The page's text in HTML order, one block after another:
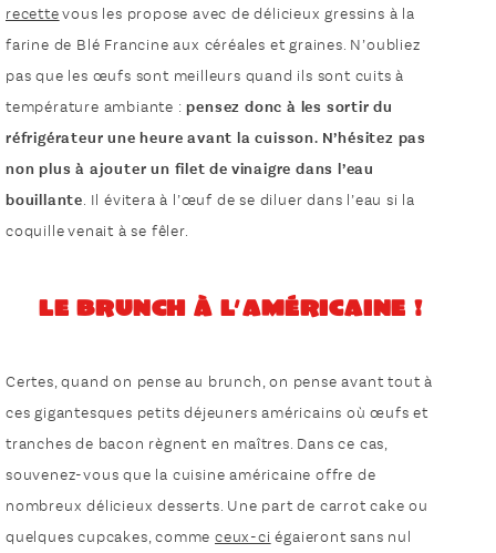
recette vous les propose avec de délicieux gressins à la
farine de Blé Francine aux céréales et graines. N’oubliez
pas que les œufs sont meilleurs quand ils sont cuits à
température ambiante :pensez donc à les sortir du
réfrigérateur une heure avant la cuisson. N’hésitez pas
non plus à ajouter un filet de vinaigre dans l’eau
bouillante. Il évitera à l’œuf de se diluer dans l’eau si la
coquille venait à se fêler.
Le brunch à l’américaine !
Certes, quand on pense au brunch, on pense avant tout à
ces gigantesques petits déjeuners américains où œufs et
tranches de bacon règnent en maîtres. Dans ce cas,
souvenez-vous que la cuisine américaine offre de
nombreux délicieux desserts. Une part de carrot cake ou
quelques cupcakes, commeceux-ci égaieront sans nul